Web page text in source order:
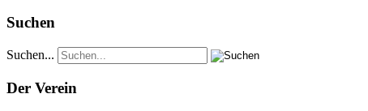
Suchen
Suchen...
Der Verein